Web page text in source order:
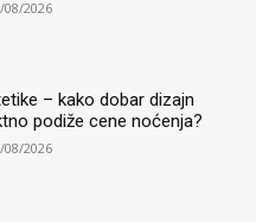
08/2026
– kako dobar dizajn
podiže cene noćenja?
08/2026